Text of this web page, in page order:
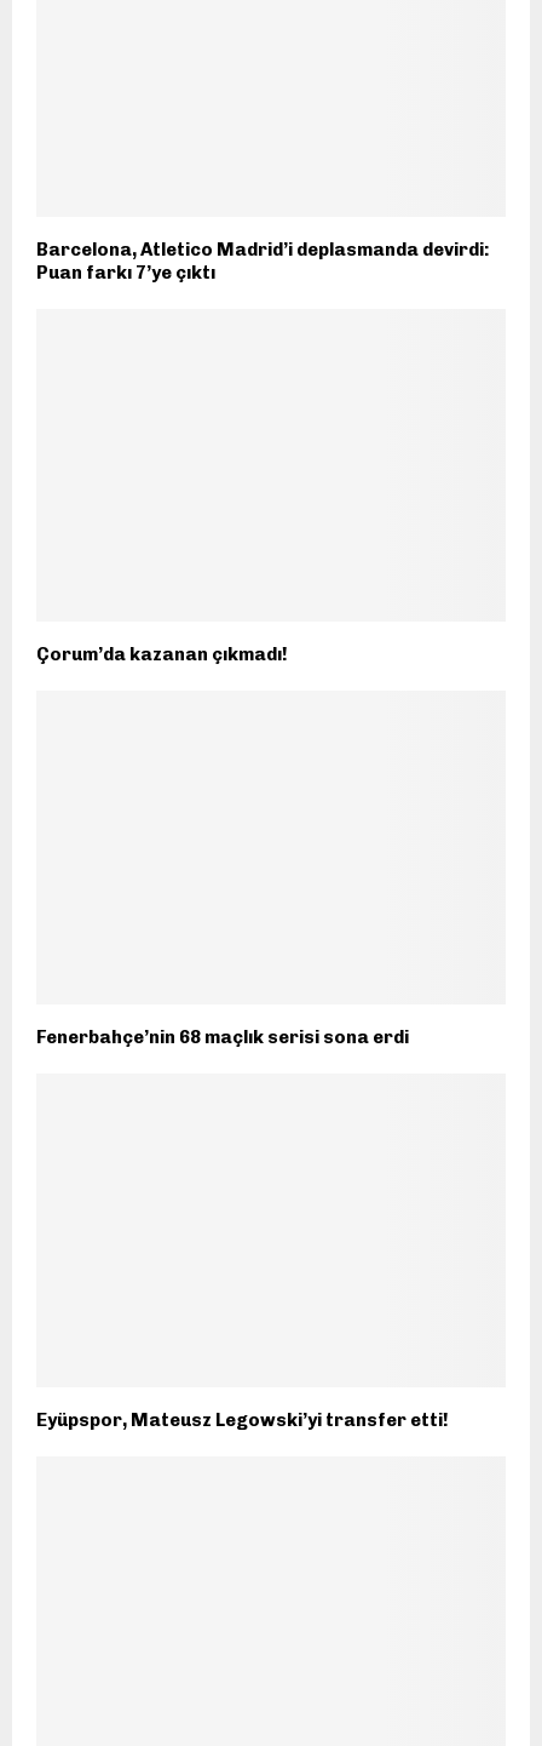
Barcelona, Atletico Madrid’i deplasmanda devirdi:
Puan farkı 7’ye çıktı
Çorum’da kazanan çıkmadı!
Fenerbahçe’nin 68 maçlık serisi sona erdi
Eyüpspor, Mateusz Legowski’yi transfer etti!